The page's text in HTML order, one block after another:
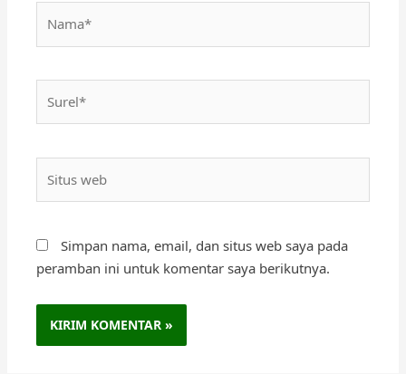
web
Simpan nama, email, dan situs web saya pada
peramban ini untuk komentar saya berikutnya.